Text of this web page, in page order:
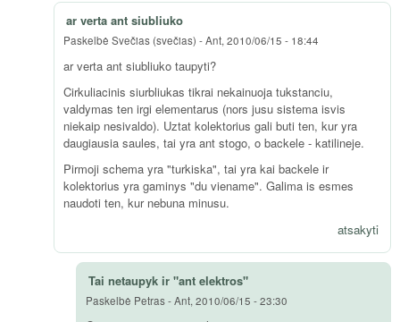
ar verta ant siubliuko
Paskelbė Svečias (svečias) -Ant, 2010/06/15 - 18:44
ar verta ant siubliuko taupyti?
Cirkuliacinis siurbliukas tikrai nekainuoja tukstanciu,
valdymas ten irgi elementarus (nors jusu sistema isvis
niekaip nesivaldo). Uztat kolektorius gali buti ten, kur yra
daugiausia saules, tai yra ant stogo, o backele - katilineje.
Pirmoji schema yra "turkiska", tai yra kai backele ir
kolektorius yra gaminys "du viename". Galima is esmes
naudoti ten, kur nebuna minusu.
atsakyti
Tai netaupyk ir "ant elektros"
Paskelbė Petras-Ant, 2010/06/15 - 23:30